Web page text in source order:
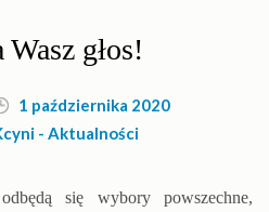
Wasz głos!
1 października 2020
- Aktualności
się wybory powszechne,